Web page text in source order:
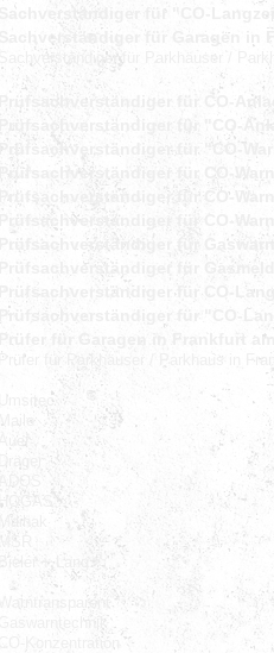
Sachverständiger für "CO-
Garagen in
Sachverständiger für Parkhäuser /
Prüfsachverständiger für CO-
Prüfsachverständiger für "CO-
Prüfsachverständiger für "CO-
Prüfsachverständiger für CO-
Prüfsachverständiger für CO-
Prüfsachverständiger für CO-
Prüfsachverständiger für
Prüfsachverständiger für
Prüfsachverständiger für CO-
Prüfsachverständiger für "CO-
in Frankfurt
Prüfer für Parkhäuser / Parkhaus in
Umsitec
Maile
Auer
HOGAS
Maihak
MSR
Bieler + Lang
Gaswarntechnik
CO-Konzentration